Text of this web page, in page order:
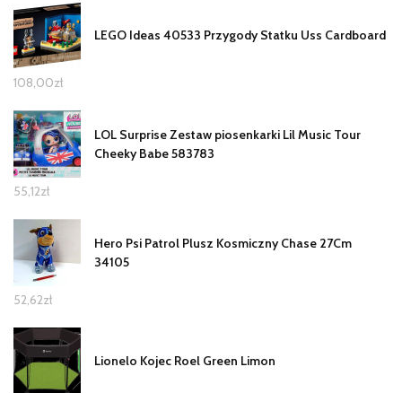
LEGO Ideas 40533 Przygody Statku Uss Cardboard
108,00zł
LOL Surprise Zestaw piosenkarki Lil Music Tour
Cheeky Babe 583783
55,12zł
Hero Psi Patrol Plusz Kosmiczny Chase 27Cm
34105
52,62zł
Lionelo Kojec Roel Green Limon